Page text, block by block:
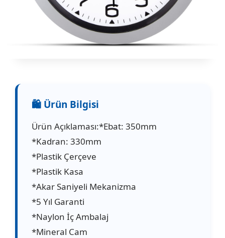
Ürün Açıklaması:*Ebat: 350mm
*Kadran: 330mm
*Plastik Çerçeve
*Plastik Kasa
*Akar Saniyeli Mekanizma
*5 Yıl Garanti
*Naylon İç Ambalaj
*Mineral Cam